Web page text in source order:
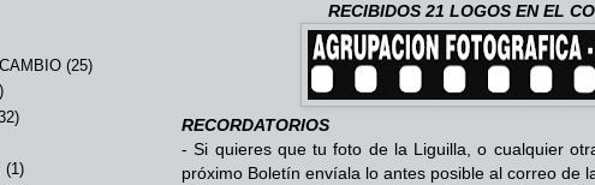
RECIBIDOS 21 LOGOS EN EL
RECORDATORIOS
- Si quieres que tu foto de la Liguilla, o cualquier
próximo Boletín envíala lo antes posible al correo de
(25)
(1)